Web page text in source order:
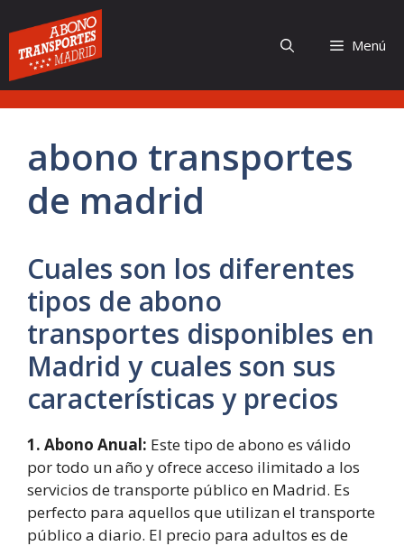
al
contenido
Menú
abono transportes
de madrid
Cuales son los diferentes
tipos de abono
transportes disponibles en
Madrid y cuales son sus
características y precios
1. Abono Anual: Este tipo de abono es válido
por todo un año y ofrece acceso ilimitado a los
servicios de transporte público en Madrid. Es
perfecto para aquellos que utilizan el transporte
público a diario. El precio para adultos es de